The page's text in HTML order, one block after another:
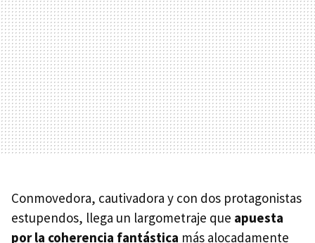
Conmovedora, cautivadora y con dos protagonistas
estupendos, llega un largometraje que apuesta
por la coherencia fantástica más alocadamente